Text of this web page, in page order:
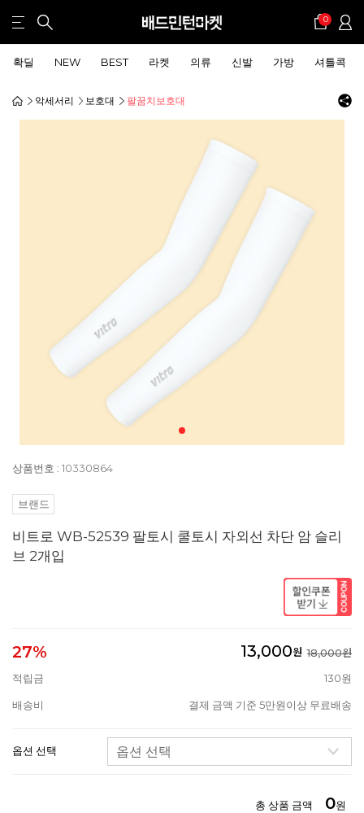
0
확딜 NEW BEST 라켓 의류 신발 가방 셔틀콕
악세서리 보호대 팔꿈치보호대
상품번호 : 10330864
브랜드
비트로 WB-52539 팔토시 쿨토시 자외선 차단 암 슬리
브 2개입
27% 13,000원 18,000원
적립금
130원
배송비 결제 금액 기준 5만원이상 무료배송
옵션 선택
총 상품 금액 0원